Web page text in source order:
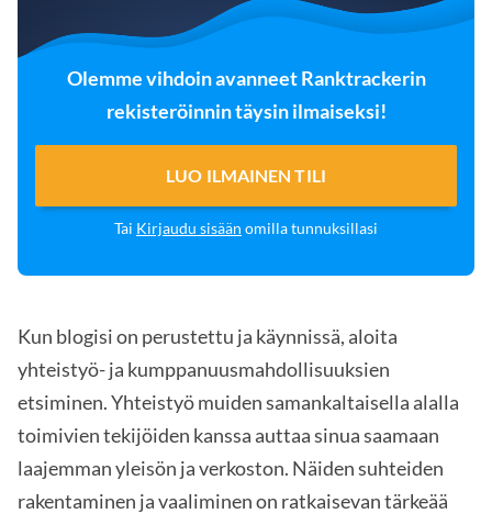
Olemme vihdoin avanneet Ranktrackerin
rekisteröinnin täysin ilmaiseksi!
LUO ILMAINEN TILI
Tai Kirjaudu sisään omilla tunnuksillasi
Kun blogisi on perustettu ja käynnissä, aloita
yhteistyö- ja kumppanuusmahdollisuuksien
etsiminen. Yhteistyö muiden samankaltaisella alalla
toimivien tekijöiden kanssa auttaa sinua saamaan
laajemman yleisön ja verkoston. Näiden suhteiden
rakentaminen ja vaaliminen on ratkaisevan tärkeää